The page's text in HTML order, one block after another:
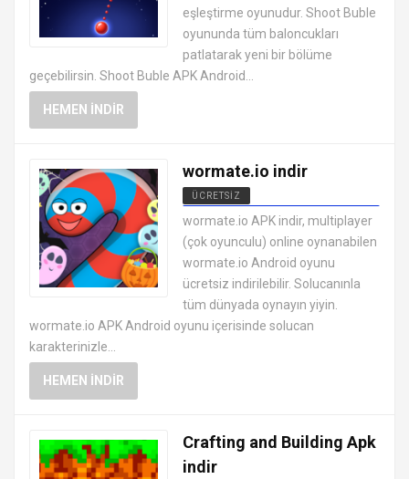
eşleştirme oyunudur. Shoot Buble
oyununda tüm baloncukları
patlatarak yeni bir bölüme
geçebilirsin. Shoot Buble APK Android...
HEMEN İNDIR
wormate.io indir
ÜCRETSIZ
EN İYI ANDROID APK OYUNLARI
ÜCRETSIZ
wormate.io APK indir, multiplayer
(çok oyunculu) online oynanabilen
wormate.io Android oyunu
ücretsiz indirilebilir. Solucanınla
tüm dünyada oynayın yiyin.
wormate.io APK Android oyunu içerisinde solucan
karakterinizle...
HEMEN İNDIR
Crafting and Building Apk
indir